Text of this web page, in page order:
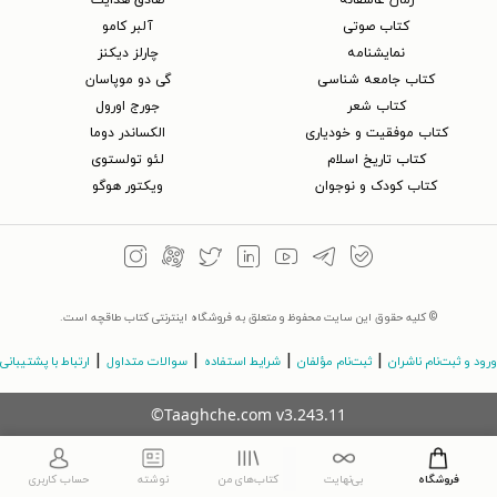
کتاب‌ صوتی
نمایشنامه
کتاب جامعه شناسی
کتاب شعر
کتاب موفقیت و خودیاری
کتاب تاریخ اسلام
کتاب کودک و نوجوان
آلبر کامو
چارلز دیکنز
گی دو موپاسان
جورج اورول
الکساندر دوما
لئو تولستوی
ویکتور هوگو
© کلیه حقوق این سایت محفوظ و متعلق به فروشگاه اینترنتی کتاب طاقچه است.
ورود و ثبت‌نام ناشران ثبت‌نام مؤلفان شرایط استفاده سوالات متداول ارتباط با پشتیبانی
©Taaghche.com v3.243.11
فروشگاه بی‌نهایت کتاب‌های من نوشته حساب کاربری